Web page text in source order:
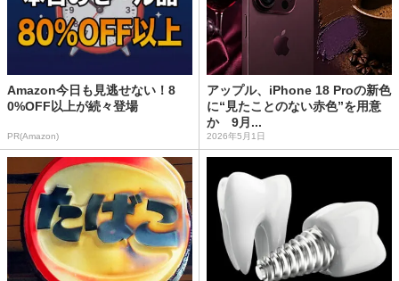
Amazon今日も見逃せない！8
0%OFF以上が続々登場
PR(Amazon)
アップル、iPhone 18 Proの新色
に“見たことのない赤色”を用意
か 9月...
2026年5月1日